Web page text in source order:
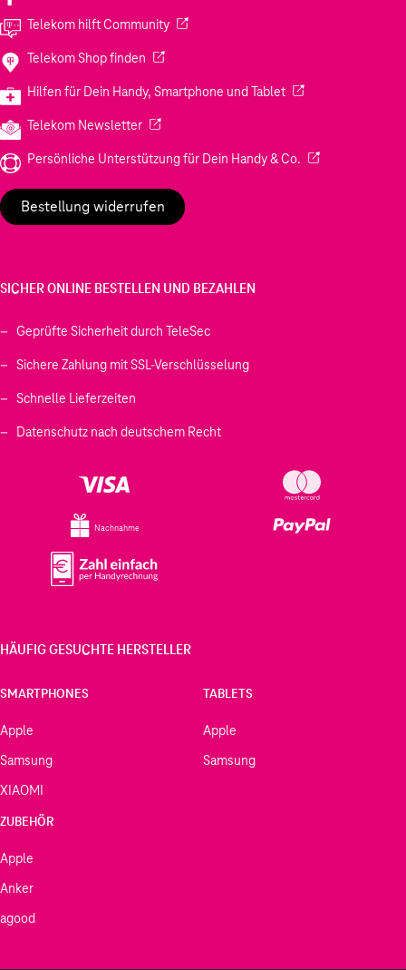
Telekom hilft Community(Wird in einem neuen Tab geöffnet)
Telekom Shop finden (Wird in einem neuen Tab geöffnet)
Hilfen für Dein Handy, Smartphone und Tablet(Wird in einem
Telekom Newsletter(Wird in einem neuen Tab geöffnet)
Persönliche Unterstützung für Dein Handy & Co. (Wird in einem
Bestellung widerrufen
SICHER ONLINE BESTELLEN UND BEZAHLEN
Geprüfte Sicherheit durch TeleSec
Sichere Zahlung mit SSL-Verschlüsselung
Schnelle Lieferzeiten
Datenschutz nach deutschem Recht
Nachnahme
HÄUFIG GESUCHTE HERSTELLER
SMARTPHONES
Apple
Samsung
XIAOMI
TABLETS
Apple
Samsung
ZUBEHÖR
Apple
Anker
agood